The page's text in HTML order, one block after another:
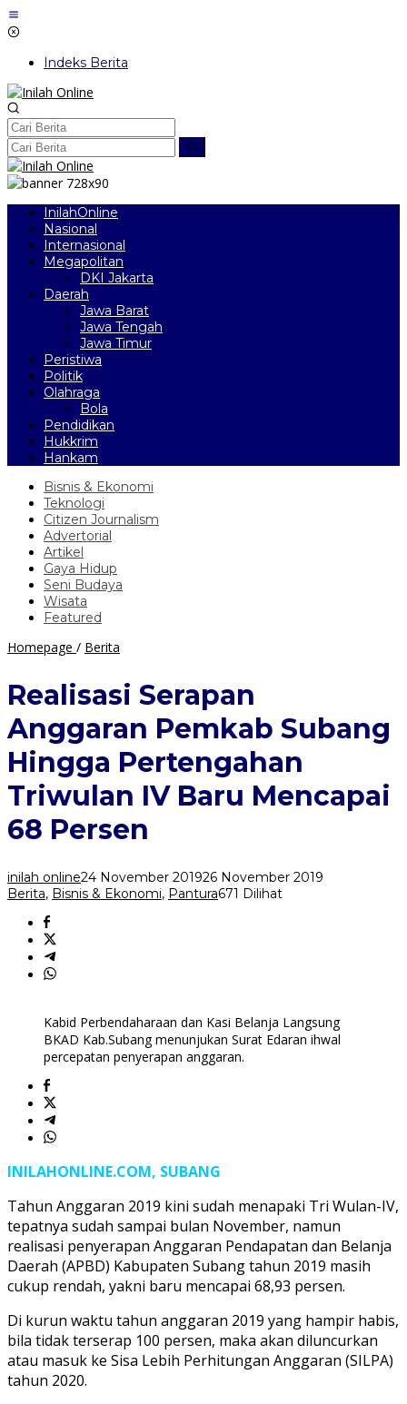
Lewati
ke
Indeks Berita
InilahOnline
Nasional
Internasional
Megapolitan
DKI Jakarta
Daerah
Jawa Barat
Jawa Tengah
Jawa Timur
Peristiwa
Politik
Olahraga
Bola
Pendidikan
Hukkrim
Hankam
Bisnis & Ekonomi
Teknologi
Citizen Journalism
Advertorial
Artikel
Gaya Hidup
Seni Budaya
Wisata
Featured
Homepage / Berita
Anggaran
Pemkab
Subang
Hingga
Pertengahan
Triwulan
Baru
68
Realisasi Serapan
Anggaran Pemkab Subang
Hingga Pertengahan
Triwulan IV Baru Mencapai
68 Persen
inilah online24 November 201926 November 2019
Berita, Bisnis & Ekonomi, Pantura671 Dilihat
Kabid Perbendaharaan dan Kasi Belanja Langsung
BKAD Kab.Subang menunjukan Surat Edaran ihwal
percepatan penyerapan anggaran.
INILAHONLINE.COM, SUBANG
Tahun Anggaran 2019 kini sudah menapaki Tri Wulan-IV,
tepatnya sudah sampai bulan November, namun
realisasi penyerapan Anggaran Pendapatan dan Belanja
Daerah (APBD) Kabupaten Subang tahun 2019 masih
cukup rendah, yakni baru mencapai 68,93 persen.
Di kurun waktu tahun anggaran 2019 yang hampir habis,
bila tidak terserap 100 persen, maka akan diluncurkan
atau masuk ke Sisa Lebih Perhitungan Anggaran (SILPA)
tahun 2020.